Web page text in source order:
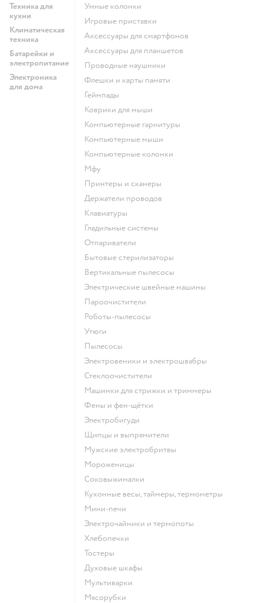
Техника для
кухни
Климатическая
техника
Батарейки и
электропитание
Электроника
для дома
умные колонки
игровые приставки
аксессуары для смартфонов
аксессуары для планшетов
проводные наушники
флешки и карты памяти
геймпады
коврики для мыши
компьютерные гарнитуры
компьютерные мыши
компьютерные колонки
мфу
принтеры и сканеры
держатели проводов
клавиатуры
гладильные системы
отпариватели
бытовые стерилизаторы
вертикальные пылесосы
электрические швейные машины
пароочистители
роботы-пылесосы
утюги
пылесосы
электровеники и электрошвабры
стеклоочистители
машинки для стрижки и триммеры
фены и фен-щётки
электробигуди
щипцы и выпрямители
мужские электробритвы
мороженицы
соковыжималки
кухонные весы, таймеры, термометры
мини-печи
электрочайники и термопоты
хлебопечки
тостеры
духовые шкафы
мультиварки
мясорубки